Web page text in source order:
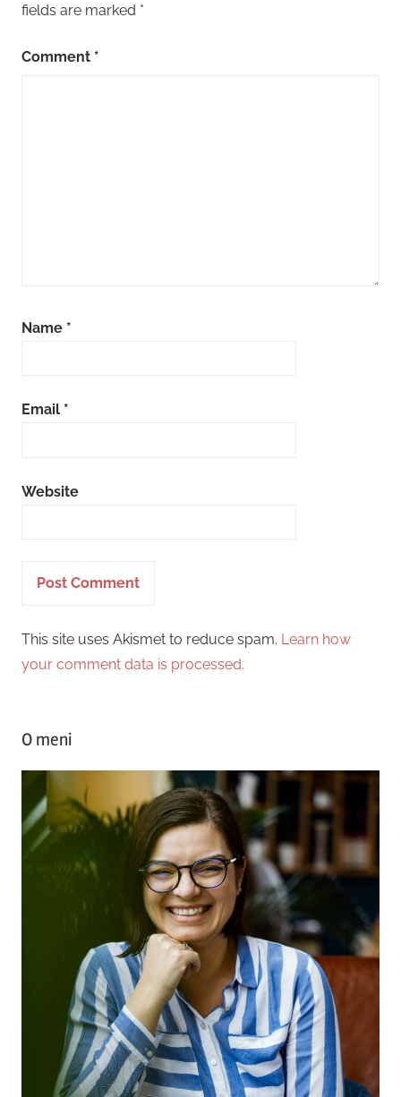
fields are marked *
Comment *
Name *
Email *
Website
This site uses Akismet to reduce spam. Learn how
your comment data is processed.
O meni